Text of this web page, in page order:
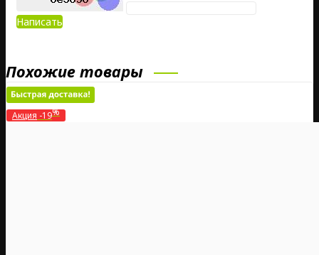
Написать
Похожие товары
Акция -19%